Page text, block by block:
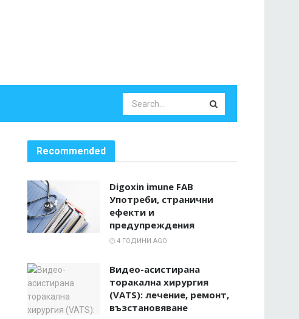
Recommended
Digoxin imune FAB
Употреби, странични
ефекти и
предупреждения
4 ГОДИНИ AGO
Видео-асистирана
торакална хирургия
(VATS): лечение, ремонт,
възстановяване